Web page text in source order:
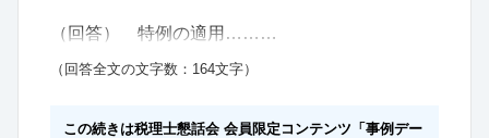
（回答） 特例の適用………
（回答全文の文字数：164文字）
この続きは税理士懇話会 会員限定コンテンツ「事例デー